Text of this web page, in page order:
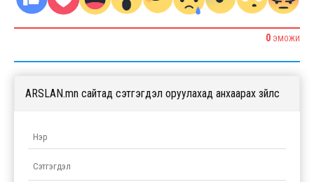
0 ЭМОЖИ
ARSLAN.mn сайтад сэтгэгдэл оруулахад анхаарах зүйлс